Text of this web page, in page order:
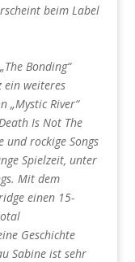
beim Label
Bonding“
ein weiteres
„Mystic River“
Is Not The
und rockige Songs
Spielzeit, unter
Mit dem
einen 15-
Geschichte
Sabine ist sehr